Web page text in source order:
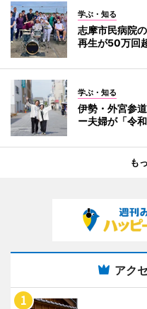
学ぶ・知る
志摩市民病院
再生が50万回
学ぶ・知る
伊勢・外宮参
ー夫婦が「令
も
アク